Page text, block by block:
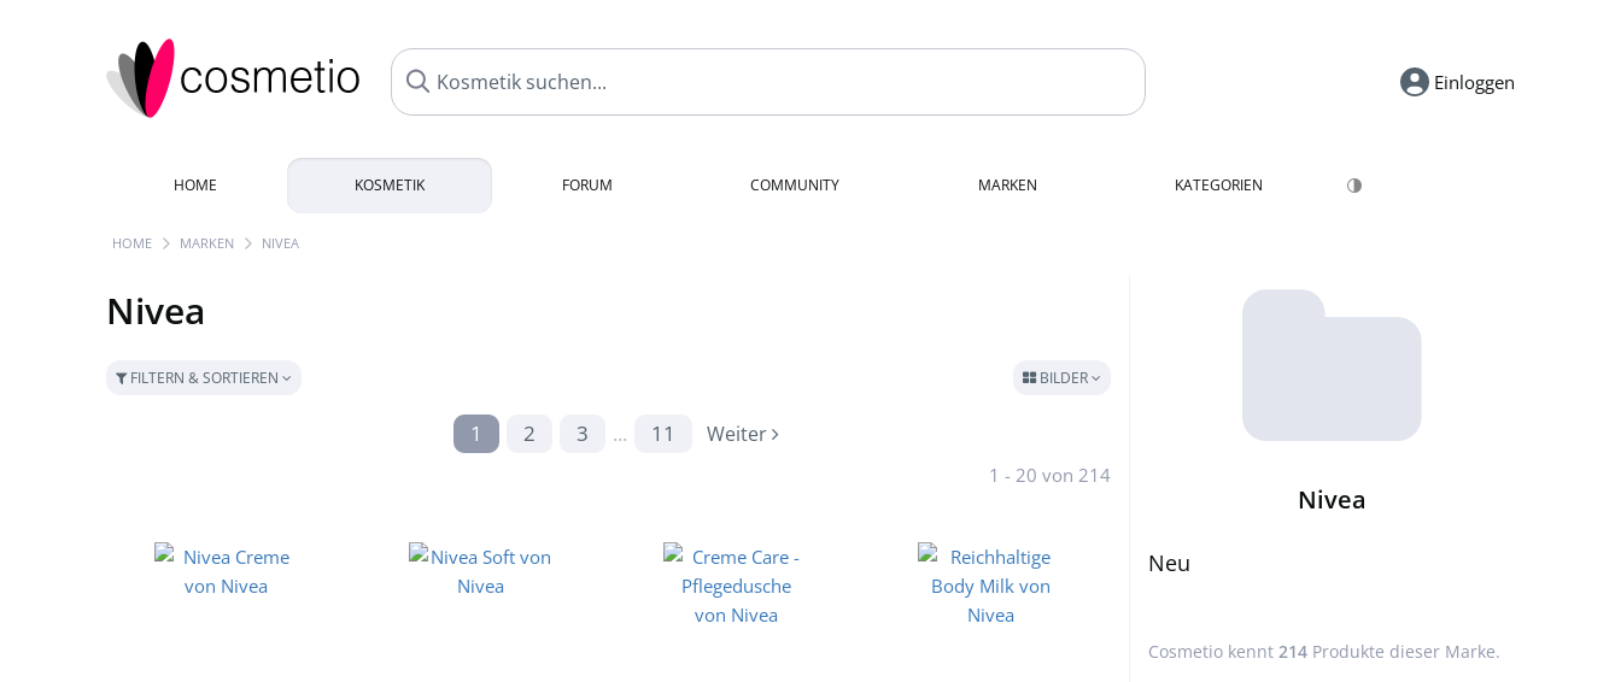
Einloggen
HOME KOSMETIK FORUM COMMUNITY MARKEN KATEGORIEN
HOME MARKEN NIVEA
Nivea
FILTERN & SORTIEREN BILDER
1 2 3 ... 11 Weiter
1 - 20 von 214
Nivea
Neu
Cosmetio kennt 214 Produkte dieser Marke.